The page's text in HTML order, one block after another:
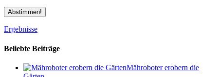
Abstimmen!
Ergebnisse
Beliebte Beiträge
Mähroboter erobern die